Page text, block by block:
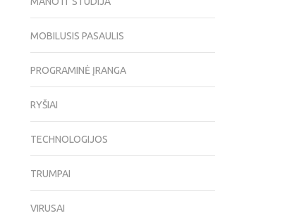
MOBILUSIS PASAULIS
PROGRAMINĖ ĮRANGA
RYŠIAI
TECHNOLOGIJOS
TRUMPAI
VIRUSAI